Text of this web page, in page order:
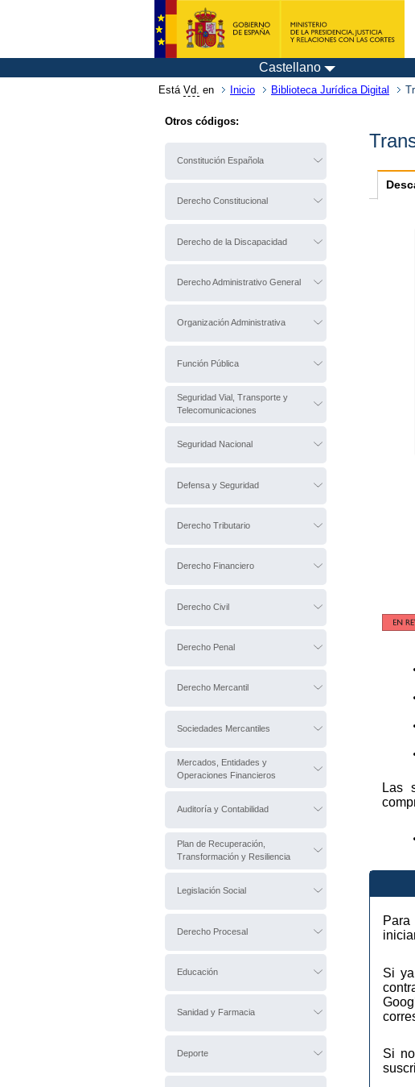
Castellano
Está Vd. en Inicio Biblioteca Jurídica Digital
Otros códigos:
Constitución Española
Derecho Constitucional
Derecho de la Discapacidad
Derecho Administrativo General
Organización Administrativa
Función Pública
Seguridad Vial, Transporte y
Telecomunicaciones
Seguridad Nacional
Defensa y Seguridad
Derecho Tributario
Derecho Financiero
Derecho Civil
Derecho Penal
Derecho Mercantil
Sociedades Mercantiles
Mercados, Entidades y
Operaciones Financieros
Auditoría y Contabilidad
Plan de Recuperación,
Transformación y Resiliencia
Legislación Social
Derecho Procesal
Educación
Sanidad y Farmacia
Deporte
Las
Si
Si